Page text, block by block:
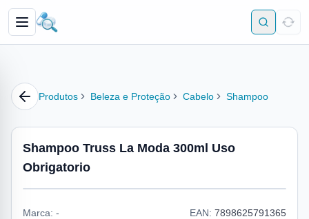
Produtos Beleza e Proteção Cabelo Shampoo
Shampoo Truss La Moda 300ml Uso
Obrigatorio
Marca: - EAN: 7898625791365